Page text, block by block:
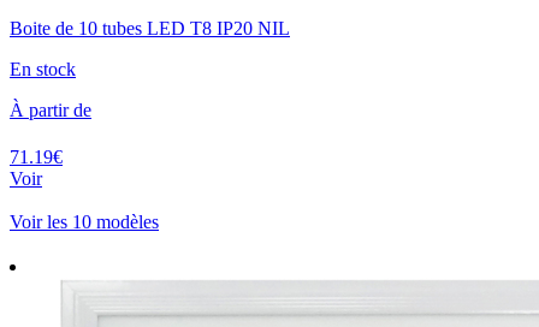
Boite de 10 tubes LED T8 IP20 NIL
En stock
À partir de
71.19€
Voir
Voir les 10 modèles